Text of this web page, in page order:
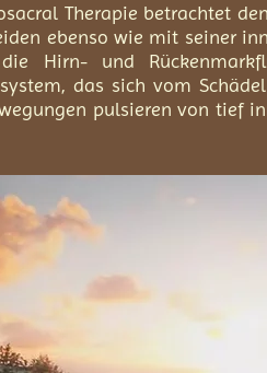
Therapie betrachtet
ebenso wie mit seiner
Hirn- und
das sich vom
pulsieren von tief